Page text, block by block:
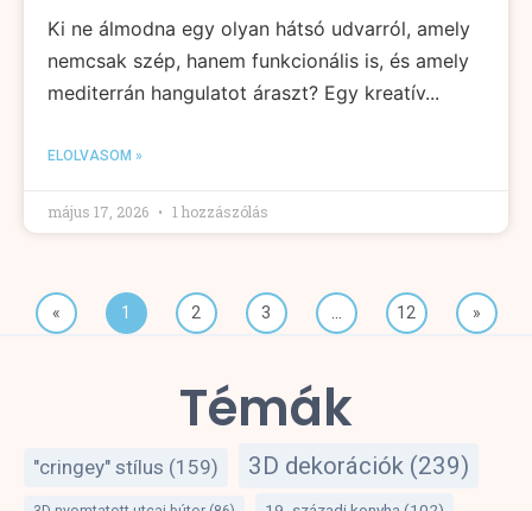
Ki ne álmodna egy olyan hátsó udvarról, amely
nemcsak szép, hanem funkcionális is, és amely
mediterrán hangulatot áraszt? Egy kreatív...
ELOLVASOM »
május 17, 2026 1 hozzászólás
« 1 2 3 12 »
Témák
"cringey" stílus (159) 3D dekorációk (239)